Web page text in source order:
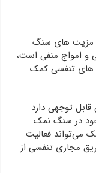
مزیت های سنگ
و امواج منفی است،
های تنفسی کمک
توجهی دارد
در سنگ نمک
می‌تواند فعالیت
مجاری تنفسی از